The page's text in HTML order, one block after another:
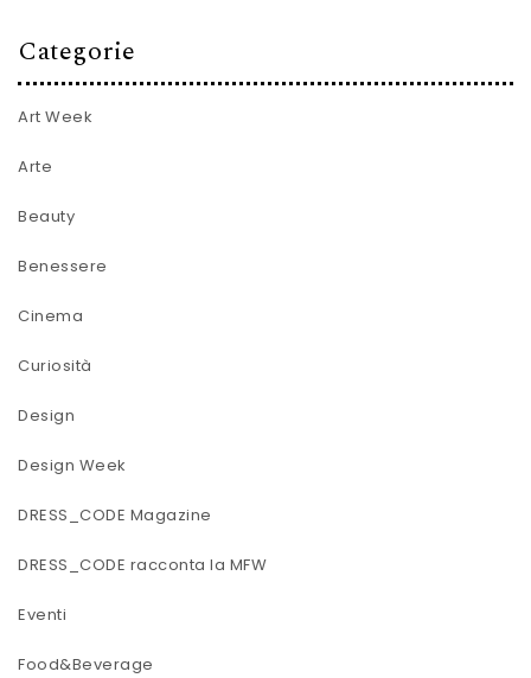
Categorie
Art Week
Arte
Beauty
Benessere
Cinema
Curiosità
Design
Design Week
DRESS_CODE Magazine
DRESS_CODE racconta la MFW
Eventi
Food&Beverage